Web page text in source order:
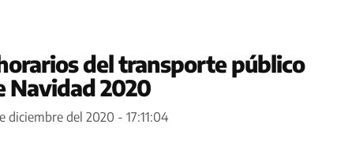
del transporte público
Navidad 2020
diciembre del 2020 - 17:11:04